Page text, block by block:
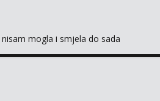
mogla i smjela do sada